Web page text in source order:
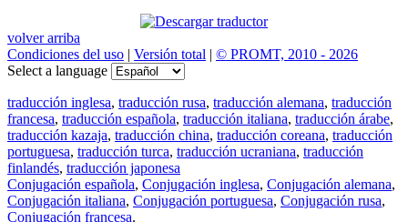
volver arriba
Condiciones del uso | Versión total | © PROMT, 2010 - 2026
Select a language
traducción inglesa, traducción rusa, traducción alemana, traducción
francesa, traducción española, traducción italiana, traducción árabe,
traducción kazaja, traducción china, traducción coreana, traducción
portuguesa, traducción turca, traducción ucraniana, traducción
finlandés, traducción japonesa
Conjugación española, Conjugación inglesa, Conjugación alemana,
Conjugación italiana, Conjugación portuguesa, Conjugación rusa,
Conjugación francesa.